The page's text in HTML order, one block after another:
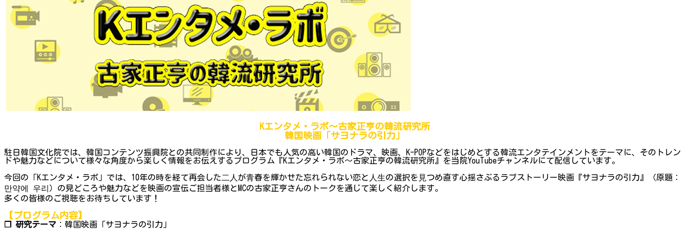
Kエンタメ・ラボ～古家正亨の韓流研究所
韓国映画「サヨナラの引力」
駐日韓国文化院では、韓国コンテンツ振興院との共同制作により、日本でも人気の高い韓国のドラマ、映画、K-POPなどをはじめとする韓流エンタテインメントをテーマに、そのトレン
ドや魅力などについて様々な角度から楽しく情報をお伝えするプログラム『Kエンタメ・ラボ～古家正亨の韓流研究所』を当院YouTubeチャンネルにて配信しています。
今回の「Kエンタメ・ラボ」では、10年の時を経て再会した⼆⼈が⻘春を輝かせた忘れられない恋と⼈⽣の選択を⾒つめ直す心揺さぶるラブストーリー映画『サヨナラの引力』（原題：
만약에 우리）の見どころや魅力などを映画の宣伝ご担当者様とMCの古家正亨さんのトークを通じて楽しく紹介します。
多くの皆様のご視聴をお待ちしています！
【プログラム内容】
❐ 研究テーマ ：韓国映画「サヨナラの引力」